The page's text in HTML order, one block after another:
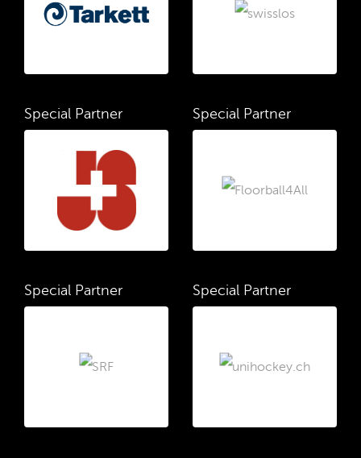
Special Partner Special Partner
Special Partner Special Partner